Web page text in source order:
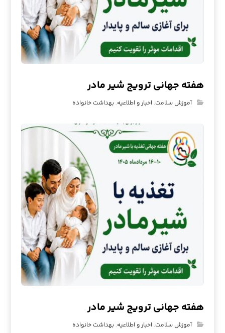
هفته جهانی ترویج شیر مادر
آموزش سلامت, اخبار و اطلاعیه,بهداشت خانواده
هفته جهانی ترویج شیر مادر
آموزش سلامت, اخبار و اطلاعیه,بهداشت خانواده